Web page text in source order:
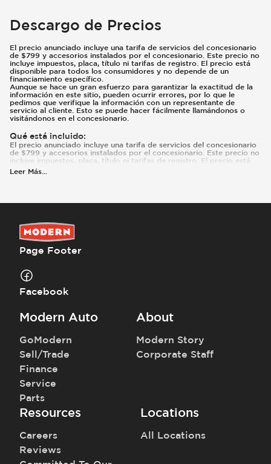
Descargo de Precios
El precio anunciado incluye una tarifa de servicios del concesionario
de $799 y accesorios instalados por el concesionario. Este precio no
incluye impuestos, placa, título ni tarifas de registro. El precio está
disponible para todos los consumidores y no depende de un
financiamiento específico.
Aunque se hace un gran esfuerzo para garantizar la exactitud de la
información en este sitio, pueden ocurrir errores, por lo que le
pedimos que verifique la información con un representante de
servicio al cliente. Esto se puede hacer fácilmente llamándonos o
visitándonos en el concesionario.
Qué está incluido:
El precio anunciado incluye una tarifa de servicios del concesionario
de $799 y accesorios instalados por el concesionario. Este precio no
incluye impuestos, placa, título ni tarifas de registro. El precio está
disponible para todos los consumidores y no depende de un tipo
específico de financiamiento. Pueden existir reembolsos o incentivos
Leer Más
Page Footer
Facebook
Modern Auto
GoModern
Sell/Trade
Finance
Service
Parts
About
Modern Story
Corporate Staff
Resources
Careers
Reviews
Locations
All Locations